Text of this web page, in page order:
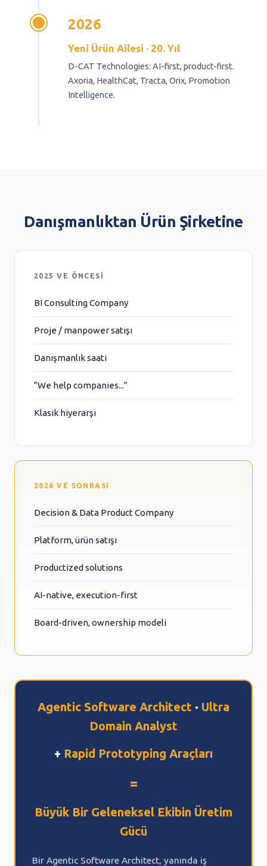
2026
Yeni Ürün Ailesi · 20. Yıl
D-CAT Technologies: AI-first, product-first.
Axoria, HealthCat, Tracta, Orix, Promotion
Intelligence.
Danışmanlıktan Ürün Şirketine
2025 VE ÖNCESI
BI Consulting Company
Proje / manpower satışı
Danışmanlık saati
“We help companies...”
Klasik hiyerarşi
2026 VE SONRASI
Decision & Data Product Company
Platform, ürün satışı
Productized solutions
AI-native, execution-first
Board-driven, ownership modeli
Agentic Software Architect · Ultra
Domain Analyst
+ Rapid Prototyping Araçları
=
Büyük Bir Geleneksel Ekibin Üretim
Gücü
Bir Agentic Software Architect, yanında iş